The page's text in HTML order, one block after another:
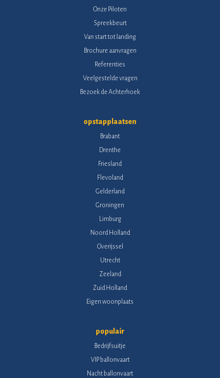
Onze Piloten
Spreekbeurt
Van start tot landing
Brochure aanvragen
Referenties
Veelgestelde vragen
Bezoek de Achterhoek
opstapplaatsen
Brabant
Drenthe
Friesland
Flevoland
Gelderland
Groningen
Limburg
Noord Holland
Overijssel
Utrecht
Zeeland
Zuid Holland
Eigen woonplaats
populair
Bedrijfsuitje
VIP ballonvaart
Nacht ballonvaart